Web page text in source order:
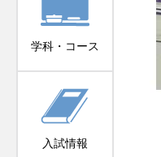
学科・コース
入試情報